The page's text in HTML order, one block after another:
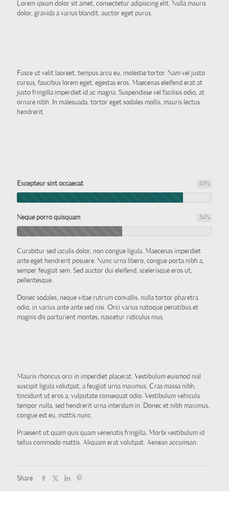
Lorem ipsum dolor sit amet, consectetur adipiscing elit. Nulla mauris
dolor, gravida a varius blandit, auctor eget purus.
Fusce ut velit laoreet, tempus arcu eu, molestie tortor. Nam vel justo
cursus, faucibus lorem eget, egestas eros. Maecenas eleifend erat at
justo fringilla imperdiet id ac magna. Suspendisse vel facilisis odio, at
ornare nibh. In malesuada, tortor eget sodales mollis, mauris lectus
hendrerit.
Excepteur sint occaecat 85%
Neque porro quisquam 54%
Curabitur sed iaculis dolor, non congue ligula. Maecenas imperdiet
ante eget hendrerit posuere. Nunc urna libero, congue porta nibh a,
semper feugiat sem. Sed auctor dui eleifend, scelerisque eros ut,
pellentesque.
Donec sodales, neque vitae rutrum convallis, nulla tortor pharetra
odio, in varius ante ante sed nisi. Orci varius natoque penatibus et
magnis dis parturient montes, nascetur ridiculus mus.
Mauris rhoncus orci in imperdiet placerat. Vestibulum euismod nisl
suscipit ligula volutpat, a feugiat urna maximus. Cras massa nibh,
tincidunt ut eros a, vulputate consequat odio. Vestibulum vehicula
tempor nulla, sed hendrerit urna interdum in. Donec et nibh maximus,
congue est eu, mattis nunc.
Praesent ut quam quis quam venenatis fringilla. Morbi vestibulum id
tellus commodo mattis. Aliquam erat volutpat. Aenean accumsan.
Share